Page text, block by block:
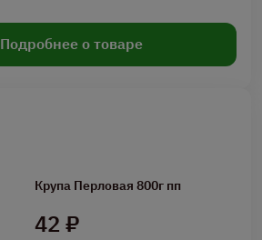
Подробнее о товаре
Крупа Перловая 800г пп
42 ₽